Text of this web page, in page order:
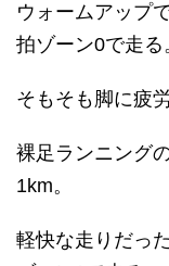
ウォームアップ
拍ゾーン0で走る
そもそも脚に疲
裸足ランニング
1km。
軽快な走りだっ